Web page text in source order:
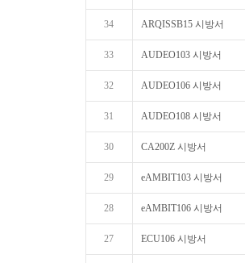
34 ARQISSB15 시방서
33 AUDEO103 시방서
32 AUDEO106 시방서
31 AUDEO108 시방서
30 CA200Z 시방서
29 eAMBIT103 시방서
28 eAMBIT106 시방서
27 ECU106 시방서